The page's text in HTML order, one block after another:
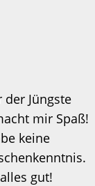
Jüngste
mir Spaß!
keine
gut!